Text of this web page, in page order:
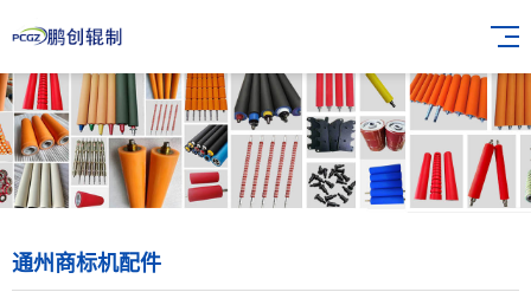
通州商标机配件